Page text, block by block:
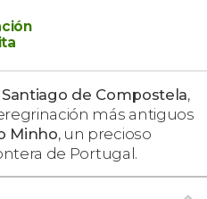
Santiago de Compostela,
más antiguos
Minho, un precioso
de Portugal.